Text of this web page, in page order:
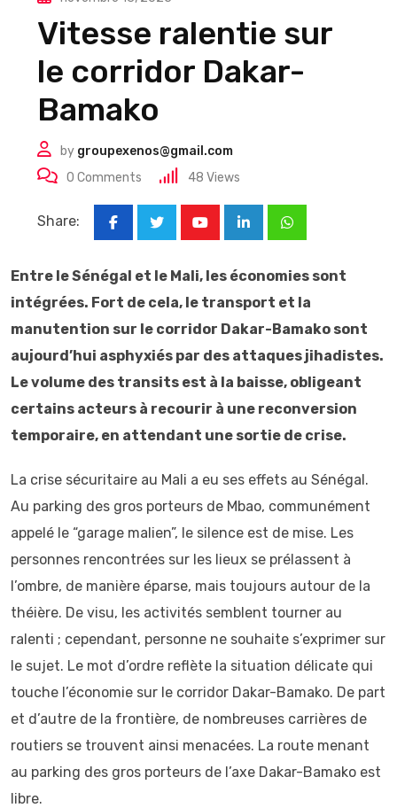
Vitesse ralentie sur
le corridor Dakar-
Bamako
by groupexenos@gmail.com
0 Comments 48 Views
Share:
LinkedInWhatsapp
Entre le Sénégal et le Mali, les économies sont
intégrées. Fort de cela, le transport et la
manutention sur le corridor Dakar-Bamako sont
aujourd’hui asphyxiés par des attaques jihadistes.
Le volume des transits est à la baisse, obligeant
certains acteurs à recourir à une reconversion
temporaire, en attendant une sortie de crise.
La crise sécuritaire au Mali a eu ses effets au Sénégal.
Au parking des gros porteurs de Mbao, communément
appelé le “garage malien”, le silence est de mise. Les
personnes rencontrées sur les lieux se prélassent à
l’ombre, de manière éparse, mais toujours autour de la
théière. De visu, les activités semblent tourner au
ralenti ; cependant, personne ne souhaite s’exprimer sur
le sujet. Le mot d’ordre reflète la situation délicate qui
touche l’économie sur le corridor Dakar-Bamako. De part
et d’autre de la frontière, de nombreuses carrières de
routiers se trouvent ainsi menacées. La route menant
au parking des gros porteurs de l’axe Dakar-Bamako est
libre.